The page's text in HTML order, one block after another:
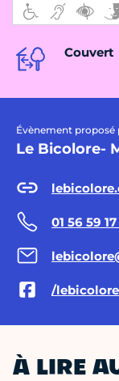
Couvert
Évènement proposé
Le Bicolore-
01 56 59
/
À LIRE